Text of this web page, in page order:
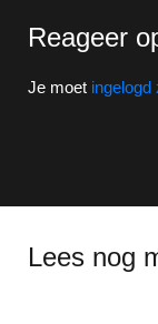
Reageer
Je moet ingelogd
Lees nog